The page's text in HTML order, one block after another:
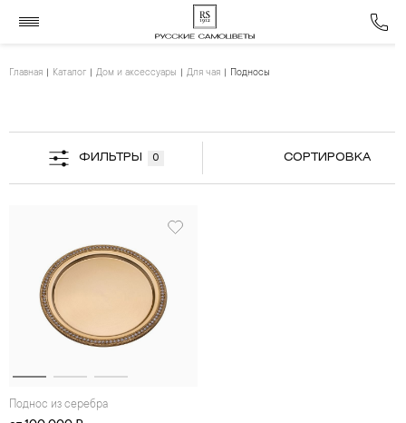
Главная Каталог Дом и аксессуары Для чая Подносы
ФИЛЬТРЫ 0 СОРТИРОВКА
Поднос из серебра